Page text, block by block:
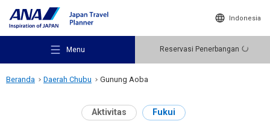
Indonesia
Menu Reservasi Penerbangan
Beranda Daerah Chubu Gunung Aoba
Aktivitas Fukui